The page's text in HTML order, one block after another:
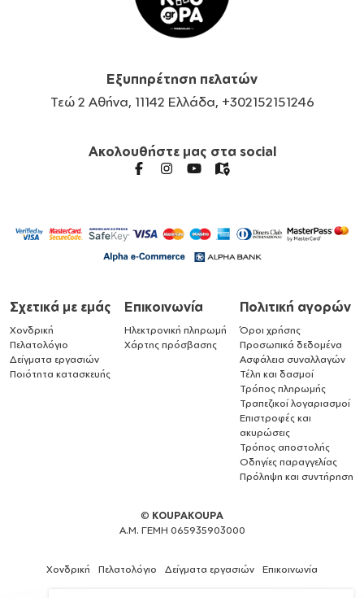
Εξυπηρέτηση πελατών
Τεώ 2 Αθήνα, 11142 Ελλάδα, +302152151246
Ακολουθήστε μας στα social
Σχετικά με εμάς
Χονδρική
Πελατολόγιο
Δείγματα εργασιών
Ποιότητα κατασκευής
Επικοινωνία
Ηλεκτρονική πληρωμή
Χάρτης πρόσβασης
Πολιτική αγορών
Όροι χρήσης
Προσωπικά δεδομένα
Ασφάλεια συναλλαγών
Τέλη και δασμοί
Τρόπος πληρωμής
Τραπεζικοί λογαριασμοί
Επιστροφές και
ακυρώσεις
Τρόπος αποστολής
Οδηγίες παραγγελίας
Πρόληψη και συντήρηση
© KOUPAKOUPA
Α.Μ. ΓΕΜΗ 065935903000
Χονδρική Πελατολόγιο Δείγματα εργασιών Επικοινωνία